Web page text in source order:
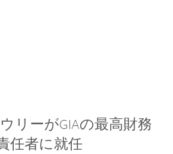
リーがGIAの最高財務
任者に就任